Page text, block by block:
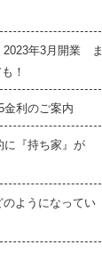
結
探し
2023年3月開業 ま
！
金利のご案内
に『持ち家』が
ようになってい